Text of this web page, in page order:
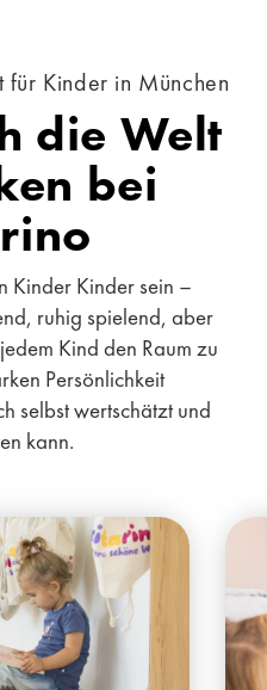
Kinder in München
die Welt
bei
Kinder Kinder sein –
ruhig spielend, aber
Kind den Raum zu
Persönlichkeit
selbst wertschätzt und
kann.